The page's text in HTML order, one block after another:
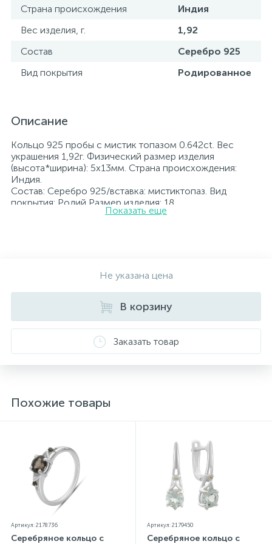
Страна происхождения
Индия
Вес изделия, г.
1,92
Состав
Серебро 925
Вид покрытия
Родированное
Описание
Кольцо 925 пробы с мистик топазом 0.642ct. Вес
украшения 1,92г. Физический размер изделия
(высота*ширина): 5х13мм. Страна происхождения:
Индия.
Состав: Серебро 925/вставка: мистиктопаз. Вид
покрытия: Родий Размер изделия: 18
Вставка: мистиктопаз.
также контроль государственной пробирной службой
Украины, на всех изделиях стоит соответствующая
проба. К каждому ювелирному украшению
прилагаются бирка с указанием всех
параметров.*Цвета изделий на сайте могут
незначительно отличаться от реальных из-за
особенностей цветопередачи экрана
Показать еще
Не указана цена
В корзину
Заказать товар
Похожие товары
Артикул: 2178736
Серебряное кольцо с
Артикул: 2179450
Серебряное кольцо с